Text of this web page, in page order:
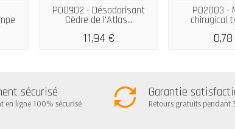
P00902 - Désodorisant
Cèdre de l'Atlas...
11,94 €
P02003 -
chirugical
sécurisé
en ligne 100% sécurisé
Garantie
Retours gratuits pendant